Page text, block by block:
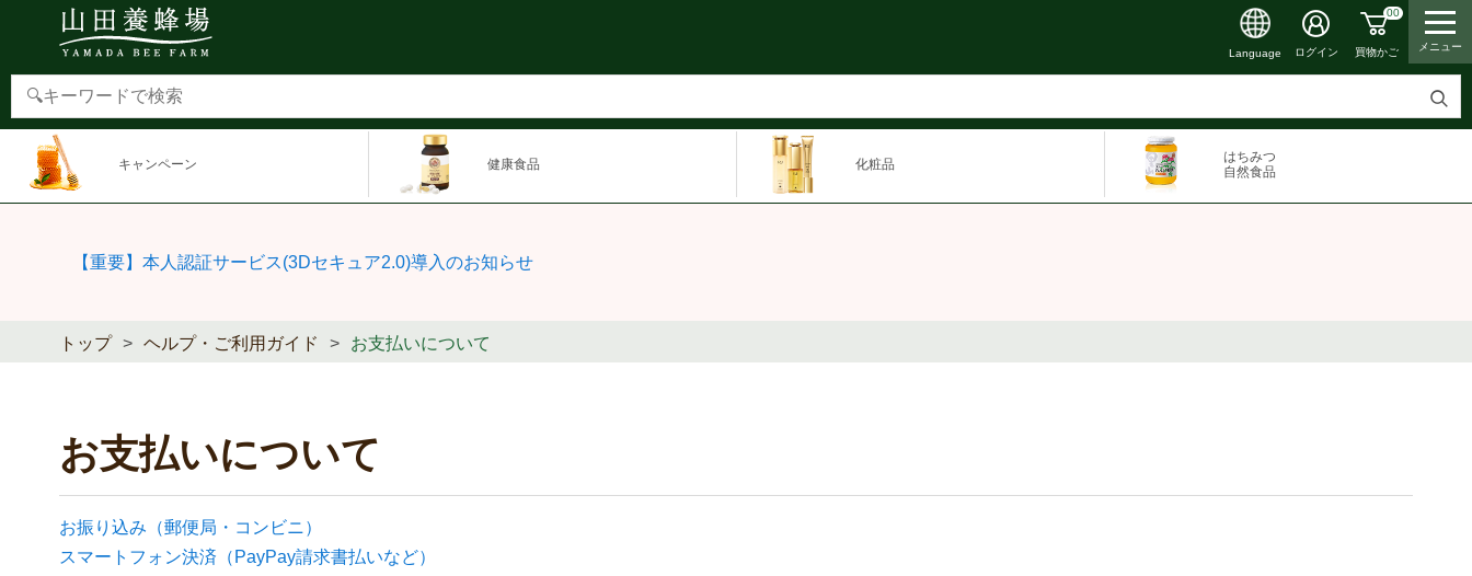
検
Language ログイン
00
買物かご メニュー
キャンペーン 健康食品 化粧品
はちみつ
自然食品
【重要】本人認証サービス(3Dセキュア2.0)導入のお知らせ
トップ ヘルプ・ご利用ガイド お支払いについて
お支払いについて
お振り込み（郵便局・コンビニ）
スマートフォン決済（PayPay請求書払いなど）